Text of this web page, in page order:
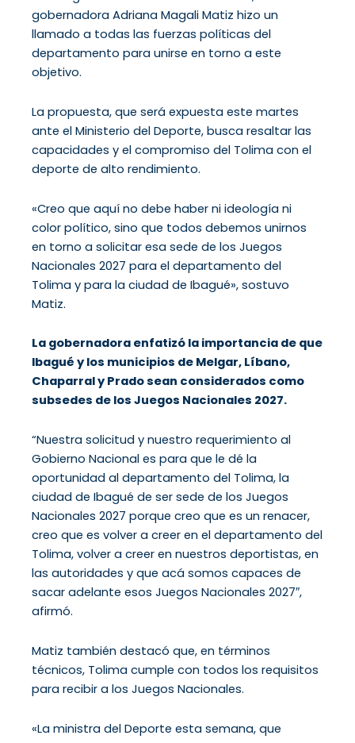
gobernadora Adriana Magali Matiz hizo un
llamado a todas las fuerzas políticas del
departamento para unirse en torno a este
objetivo.
La propuesta, que será expuesta este martes
ante el Ministerio del Deporte, busca resaltar las
capacidades y el compromiso del Tolima con el
deporte de alto rendimiento.
«Creo que aquí no debe haber ni ideología ni
color político, sino que todos debemos unirnos
en torno a solicitar esa sede de los Juegos
Nacionales 2027 para el departamento del
Tolima y para la ciudad de Ibagué», sostuvo
Matiz.
La gobernadora enfatizó la importancia de que
Ibagué y los municipios de Melgar, Líbano,
Chaparral y Prado sean considerados como
subsedes de los Juegos Nacionales 2027.
“Nuestra solicitud y nuestro requerimiento al
Gobierno Nacional es para que le dé la
oportunidad al departamento del Tolima, la
ciudad de Ibagué de ser sede de los Juegos
Nacionales 2027 porque creo que es un renacer,
creo que es volver a creer en el departamento del
Tolima, volver a creer en nuestros deportistas, en
las autoridades y que acá somos capaces de
sacar adelante esos Juegos Nacionales 2027″,
afirmó.
Matiz también destacó que, en términos
técnicos, Tolima cumple con todos los requisitos
para recibir a los Juegos Nacionales.
«La ministra del Deporte esta semana, que